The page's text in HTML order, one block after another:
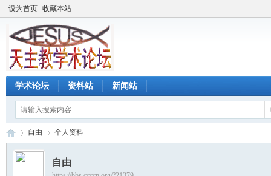
设为首页 收藏本站
学术论坛 资料站 新闻站
自由 个人资料
自由